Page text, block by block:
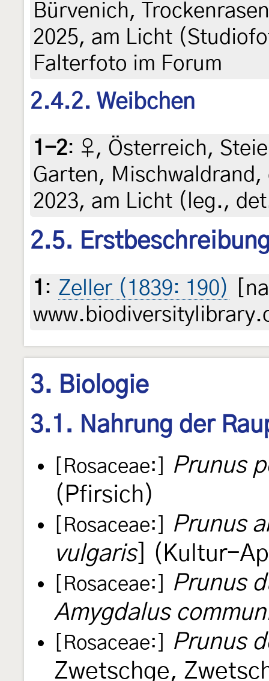
Bürvenich,
2025, am Licht
Falterfoto im Forum
2.4.2. Weibchen
1-2: ♀, Österreich,
Garten, Mischwaldrand,
2023, am Licht (leg.,
2.5.
1 : Zeller (1839: 190)
3. Biologie
3.1. Nahrung der
[Rosaceae:]
Prunus
(Pfirsich)
[Rosaceae:]
Prunus
vulgaris] (Kultur-
[Rosaceae:]
Prunus
Amygdalus
[Rosaceae:]
Prunus
Zwetschge,